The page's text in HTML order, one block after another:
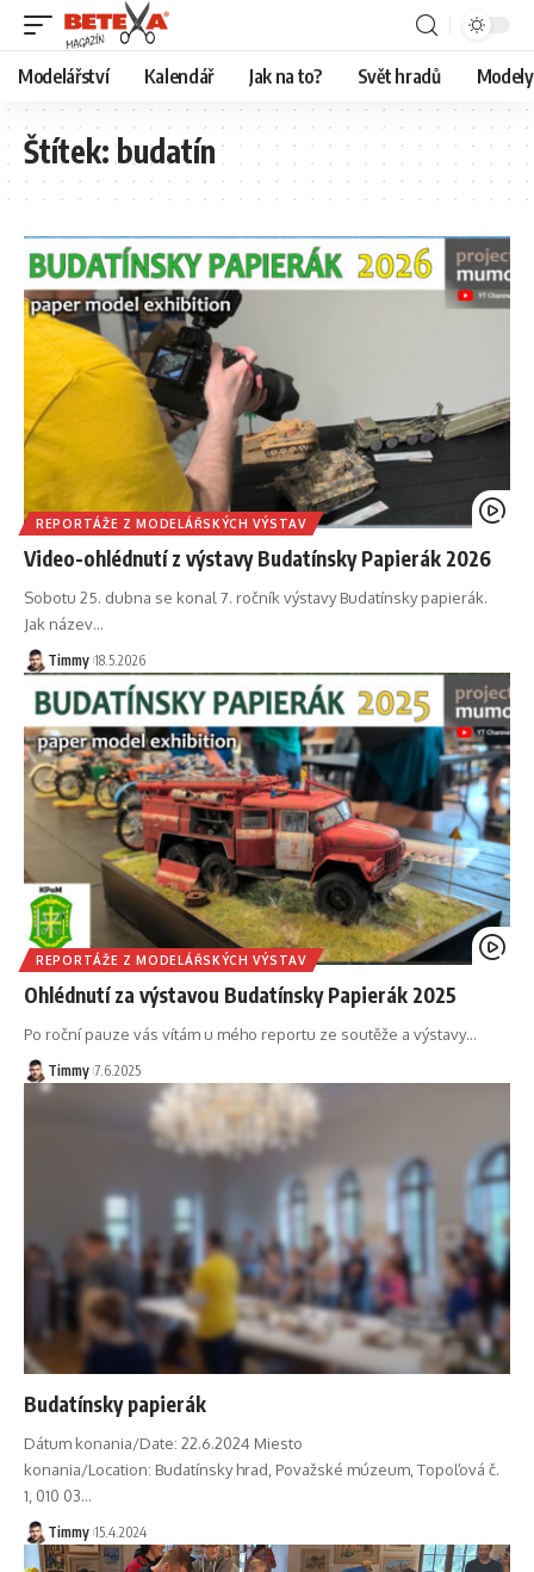
Modelářství Kalendář Jak na to? Svět hradů
Štítek:budatín
REPORTÁŽE Z MODELÁŘSKÝCH VÝSTAV
Video-ohlédnutí z výstavy Budatínsky Papierák 2026
Sobotu 25. dubna se konal 7. ročník výstavy Budatínsky papierák.
Jak název…
Timmy 18.5.2026
REPORTÁŽE Z MODELÁŘSKÝCH VÝSTAV
Ohlédnutí za výstavou Budatínsky Papierák 2025
Po roční pauze vás vítám u mého reportu ze soutěže a výstavy…
Timmy 7.6.2025
Budatínsky papierák
Dátum konania/Date: 22.6.2024 Miesto
konania/Location: Budatínsky hrad, Považské múzeum, Topoľová č.
1, 010 03…
Timmy 15.4.2024